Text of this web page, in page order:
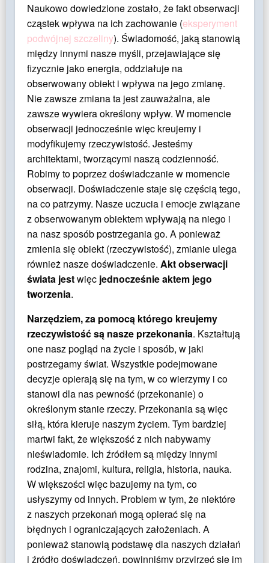
Naukowo dowiedzione zostało, że fakt obserwacji
cząstek wpływa na ich zachowanie (eksperyment
podwójnej szczeliny). Świadomość, jaką stanowią
między innymi nasze myśli, przejawiające się
fizycznie jako energia, oddziałuje na
obserwowany obiekt i wpływa na jego zmianę.
Nie zawsze zmiana ta jest zauważalna, ale
zawsze wywiera określony wpływ. W momencie
obserwacji jednocześnie więc kreujemy i
modyfikujemy rzeczywistość. Jesteśmy
architektami, tworzącymi naszą codzienność.
Robimy to poprzez doświadczanie w momencie
obserwacji. Doświadczenie staje się częścią tego,
na co patrzymy. Nasze uczucia i emocje związane
z obserwowanym obiektem wpływają na niego i
na nasz sposób postrzegania go. A ponieważ
zmienia się obiekt (rzeczywistość), zmianie ulega
również nasze doświadczenie. Akt obserwacji
świata jestwięc jednocześnie aktem jego
tworzenia.
Narzędziem, za pomocą którego kreujemy
rzeczywistość są nasze przekonania. Kształtują
one nasz pogląd na życie i sposób, w jaki
postrzegamy świat. Wszystkie podejmowane
decyzje opierają się na tym, w co wierzymy i co
stanowi dla nas pewność (przekonanie) o
określonym stanie rzeczy. Przekonania są więc
siłą, która kieruje naszym życiem. Tym bardziej
martwi fakt, że większość z nich nabywamy
nieświadomie. Ich źródłem są między innymi
rodzina, znajomi, kultura, religia, historia, nauka.
W większości więc bazujemy na tym, co
usłyszymy od innych. Problem w tym, że niektóre
z naszych przekonań mogą opierać się na
błędnych i ograniczających założeniach. A
ponieważ stanowią podstawę dla naszych działań
i źródło doświadczeń, powinniśmy przyjrzeć się im